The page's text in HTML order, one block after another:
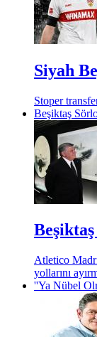
Siyah
Stoper
Beşiktaş
Atletico
yollarını
''Ya Nübel